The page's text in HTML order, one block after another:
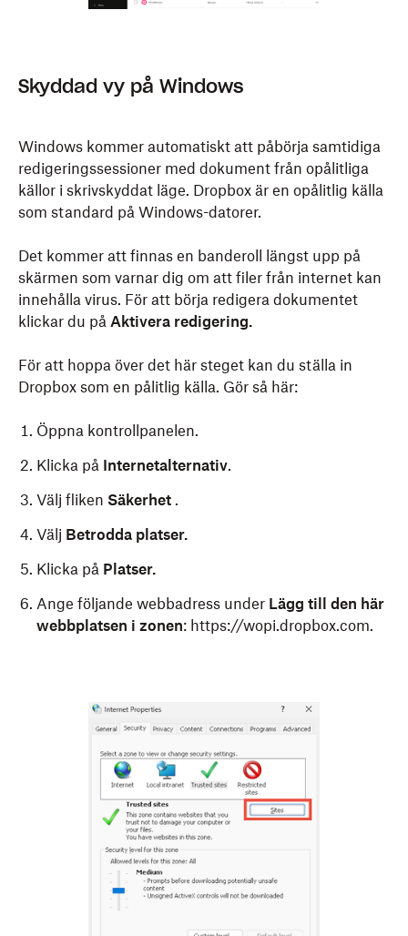
Skyddad vy på Windows
Windows kommer automatiskt att påbörja samtidiga
redigeringssessioner med dokument från opålitliga
källor i skrivskyddat läge. Dropbox är en opålitlig källa
som standard på Windows-datorer.
Det kommer att finnas en banderoll längst upp på
skärmen som varnar dig om att filer från internet kan
innehålla virus. För att börja redigera dokumentet
klickar du på Aktivera redigering.
För att hoppa över det här steget kan du ställa in
Dropbox som en pålitlig källa. Gör så här:
Öppna kontrollpanelen.
Klicka på Internetalternativ.
Välj fliken Säkerhet .
Välj Betrodda platser.
Klicka på Platser.
Ange följande webbadress under Lägg till den här
webbplatsen i zonen: https://wopi.dropbox.com.